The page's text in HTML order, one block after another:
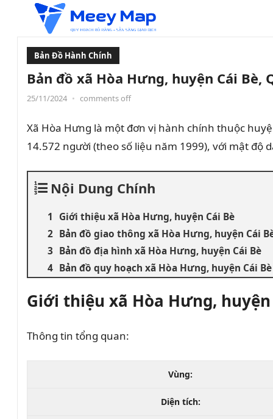
Bản Đồ Hành Chính
Bản đồ xã Hòa Hưng, huyện Cái Bè,
25/11/2024 • comments off
Xã Hòa Hưng là một đơn vị hành chính thuộc
14.572 người (theo số liệu năm 1999), với mật độ
Nội Dung Chính
Giới thiệu xã Hòa Hưng, huyện Cái Bè
Bản đồ giao thông xã Hòa Hưng, huyện Cái
Bản đồ địa hình xã Hòa Hưng, huyện Cái Bè
Bản đồ quy hoạch xã Hòa Hưng, huyện Cái Bè
Giới thiệu xã Hòa Hưng, huyện
Thông tin tổng quan:
Vùng:
Diện tích: